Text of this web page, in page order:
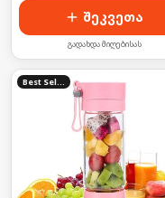
შეკვეთა
გადახდა მიღებისას
Best Seller